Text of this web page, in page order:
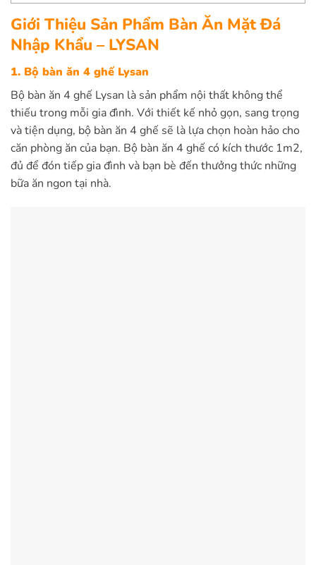
Giới Thiệu Sản Phẩm Bàn Ăn Mặt Đá
Nhập Khẩu – LYSAN
1. Bộ bàn ăn 4 ghế Lysan
Bộ bàn ăn 4 ghế Lysan là sản phẩm nội thất không thể
thiếu trong mỗi gia đình. Với thiết kế nhỏ gọn, sang trọng
và tiện dụng, bộ bàn ăn 4 ghế sẽ là lựa chọn hoàn hảo cho
căn phòng ăn của bạn. Bộ bàn ăn 4 ghế có kích thước 1m2,
đủ để đón tiếp gia đình và bạn bè đến thưởng thức những
bữa ăn ngon tại nhà.